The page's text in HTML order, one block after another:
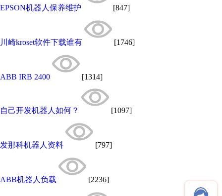
EPSON机器人保养维护 [847]
川崎kroset软件下载谁有 [1746]
ABB IRB 2400 [1314]
自己开发机器人如何？ [1097]
发那科机器人资料 [797]
ABB机器人负载 [2236]